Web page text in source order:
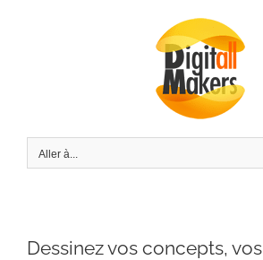
Aller à...
Dessinez vos concepts, vos